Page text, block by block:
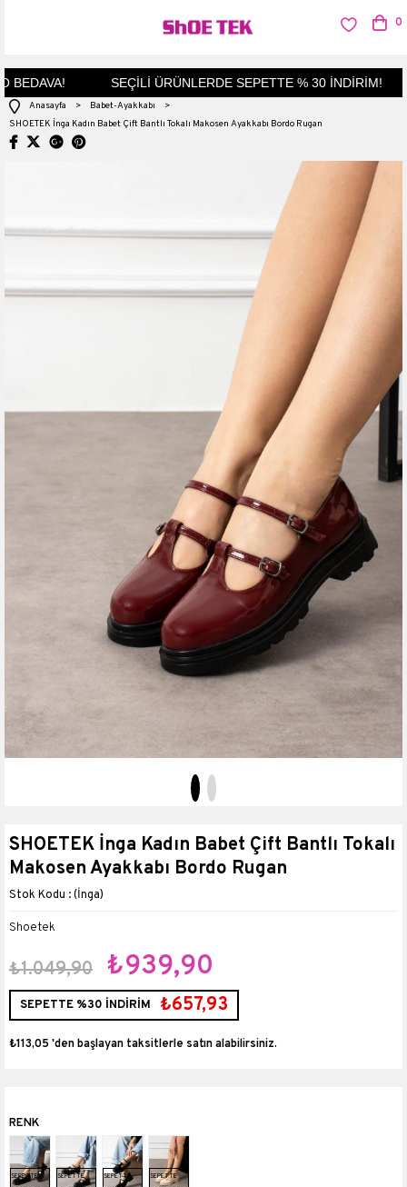
SEÇİLİ ÜRÜNLERDE SEPETTE % 30 İNDİRİM!
0
Anasayfa > Babet-Ayakkabı
>
SHOETEK İnga Kadın Babet Çift Bantlı Tokalı Makosen Ayakkabı Bordo Rugan
SHOETEK İnga Kadın Babet Çift Bantlı Tokalı
Makosen Ayakkabı Bordo Rugan
(İnga)
Shoetek
₺1.049,90 ₺939,90
SEPETTE %30 İNDİRİM ₺657,93
₺113,05'den başlayan taksitlerle
SEPETTE
SEPETTE
SEPETTE
SEPETTE